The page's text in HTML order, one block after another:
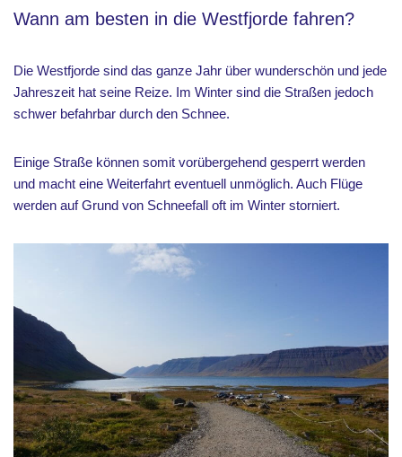
Wann am besten in die Westfjorde fahren?
Die Westfjorde sind das ganze Jahr über wunderschön und jede
Jahreszeit hat seine Reize. Im Winter sind die Straßen jedoch
schwer befahrbar durch den Schnee.
Einige Straße können somit vorübergehend gesperrt werden
und macht eine Weiterfahrt eventuell unmöglich. Auch Flüge
werden auf Grund von Schneefall oft im Winter storniert.